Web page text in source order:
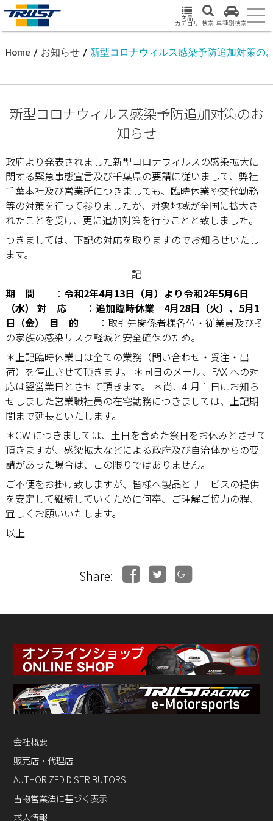
商品
カテゴリ 検索 車種別検索
Home / お知らせ/ 新型コロナウィルス感染予防追加対策の
新型コロナウィルス感染予防追加対策のお
知らせ
政府より発表されました新型コロナウィルスの感染拡大に
関する緊急事態宣言及び千葉県の要請に従いまして、弊社
千葉本社及び営業所につきましても、臨時休業や交代勤務
等の対策を行って参りましたが、対象地域が全国に拡大さ
れたことを受け、更に追加対策を行うこ とと致しました。
つきましては、下記の対応を取りますのでお知らせいたし
ます。
記
期 間 ： 令和2年4月13日（月）より令和2年5月6日
（水）
対 応： 追加臨時休業 4月28日（火）、5月1
日（金）
目 的：取引先関係者様各位・従業員及びそ
の家族の感染リスク軽減と安全確保のため。
＊上記臨時休業日は全ての業務（問い合わせ・受注・出
荷）を停止させて頂きます。 ＊同日のメール、 FAX への対
応は翌営業日とさせて頂きます。
＊尚、 4 月 1 日にお知ら
せしました営業職社員の在宅勤務につきましては、上記期
間まで延長といたします。
＊GW につきましては、土日を含めた祭日をお休みとさせて
頂きますが、感染拡大などによる政府及び自治体からの要
請があった場合は、この限りではありません。
ご不便をお掛け致しますが、皆様へ製品とサービスの提供
を安定して継続していくために何卒、ご理解ご協力の程、
宜しくお願いいたします。
以上
Share:
会社概要
販売店・代理店
AUTHORIZED DISTRIBUTORS
古物営業法に基づく表示
求人情報